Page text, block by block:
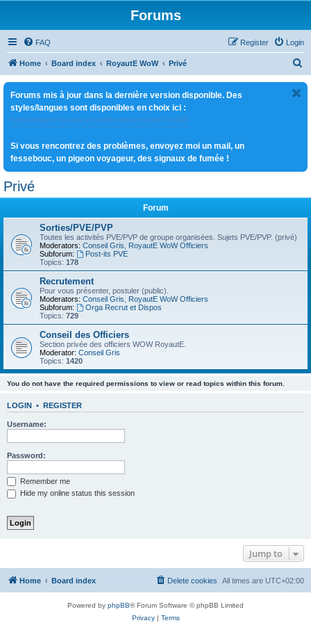
Forums
FAQ Login
Register
Home Board index RoyautE WoW Privé
Forums mis à jour dans la dernière version disponible. Des
styles/langues sont disponibles en choix ici :
http://www.royaute.com/forum/ucp.php?i=180
Si vous rencontrez des problèmes, envoyez moi un mail, un
fessebouc, un pigeon voyageur, des signaux de fumée !
Privé
Forum
Sorties/PVE/PVP
Toutes les activités PVE/PVP de groupe organisées. Sujets PVE/PVP. (privé)
Moderators: Conseil Gris
RoyautE WoW Officiers
Subforum:
Post-its PVE
Topics: 178
Recrutement
Pour vous présenter, postuler (public).
Moderators: Conseil Gris
RoyautE WoW Officiers
Subforum:
Orga Recrut et Dispos
Topics: 729
Conseil des Officiers
Section privée des officiers WOW RoyautE.
Moderator: Conseil Gris
Topics: 1420
You do not have the required permissions to view or read topics within this forum.
LOGIN • REGISTER
Username:
Password:
Remember me
Hide my online status this session
Jump to
Home Board index All times are UTC+02:00
Delete cookies
Powered by phpBB® Forum Software © phpBB Limited
Privacy| Terms